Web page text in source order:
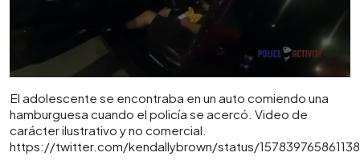
El adolescente se encontraba en un auto comiendo una
hamburguesa cuando el policía se acercó. Video de
carácter ilustrativo y no comercial.
https://twitter.com/kendallybrown/status/